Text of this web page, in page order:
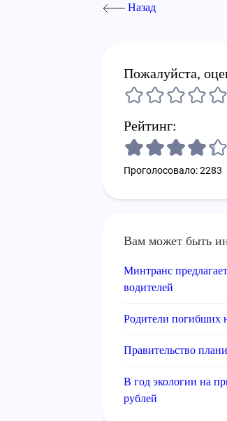
Назад
Пожалуйста,
Рейтинг:
Проголосовало: 2283
Вам может быть
Минтранс
водителей
Родители погибших
Правительство
В год экологии на
рублей